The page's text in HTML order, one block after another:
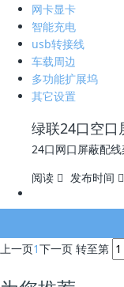
网卡显卡
智能充电
usb转接线
车载周边
多功能扩展坞
其它设置
绿联24口空
24口网口屏蔽配
阅读
发布时间
上一页1下一页 转至第